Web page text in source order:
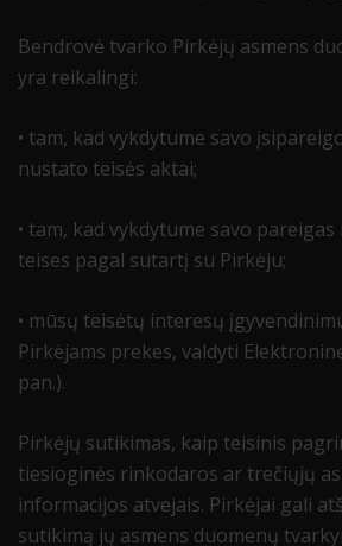
Bendrovė tvarko Pirkėjų asmens
yra reikalingi:
• tam, kad vykdytume savo
nustato teisės aktai;
• tam, kad vykdytume savo
teises pagal sutartį su Pirkėju;
• mūsų teisėtų interesų
Pirkėjams prekes, valdyti
pan.).
Pirkėjų sutikimas, kaip teisinis
tiesioginės rinkodaros ar trečiųjų
informacijos atvejais. Pirkėjai gali
sutikimą jų asmens duomenų